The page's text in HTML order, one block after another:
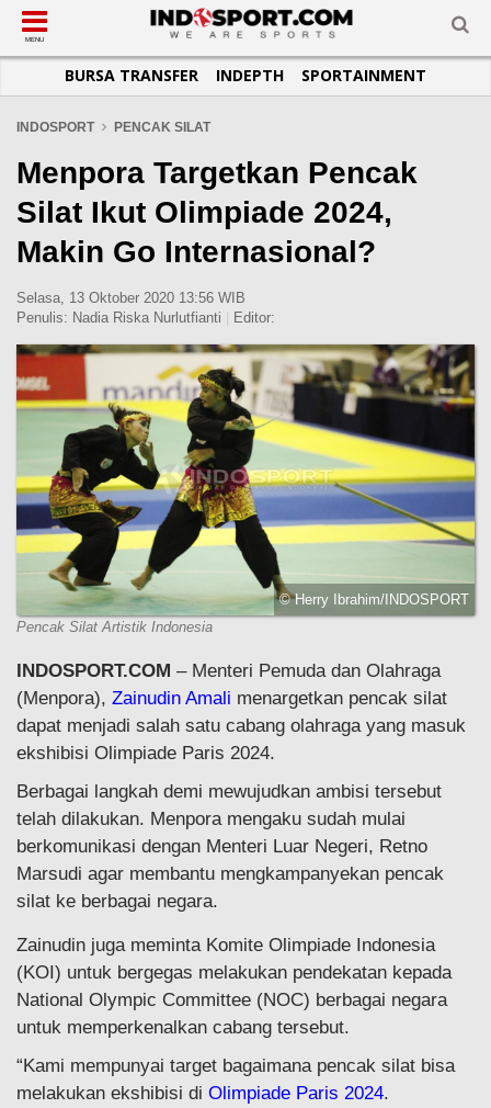
SUB-MENU
SEPAKBOLA
LIGA INGGRIS
LIGA ITALIA
LIGA SPANYOL
LIGA CHAMPIONS
LIGA PRANCIS
LIGA EUROPA
SUB-MENU
SPORTAINMENT
SUB-MENU
OTOMOTIF
OTOMANIA
SUB-MENU
BASKET
FUTSAL
OLIMPIK
E-SPORT
SUB-MENU
JADWAL
SUB-MENU
TOPIK HARI INI
INFOGRAFIS
GALERI FOTO
TEMPAT OLAHRAGA
PASUKAN SEHAT
MENU
BURSA TRANSFER INDEPTH SPORTAINMENT
INDOSPORT PENCAK SILAT
Menpora Targetkan Pencak
Silat Ikut Olimpiade 2024,
Makin Go Internasional?
Selasa, 13 Oktober 2020 13:56 WIB
Penulis: Nadia Riska Nurlutfianti Editor:
© Herry Ibrahim/INDOSPORT
Pencak Silat Artistik Indonesia
INDOSPORT.COM – Menteri Pemuda dan Olahraga
(Menpora), Zainudin Amali menargetkan pencak silat
dapat menjadi salah satu cabang olahraga yang masuk
ekshibisi Olimpiade Paris 2024.
Berbagai langkah demi mewujudkan ambisi tersebut
telah dilakukan. Menpora mengaku sudah mulai
berkomunikasi dengan Menteri Luar Negeri, Retno
Marsudi agar membantu mengkampanyekan pencak
silat ke berbagai negara.
Zainudin juga meminta Komite Olimpiade Indonesia
(KOI) untuk bergegas melakukan pendekatan kepada
National Olympic Committee (NOC) berbagai negara
untuk memperkenalkan cabang tersebut.
“Kami mempunyai target bagaimana pencak silat bisa
melakukan ekshibisi di Olimpiade Paris 2024.